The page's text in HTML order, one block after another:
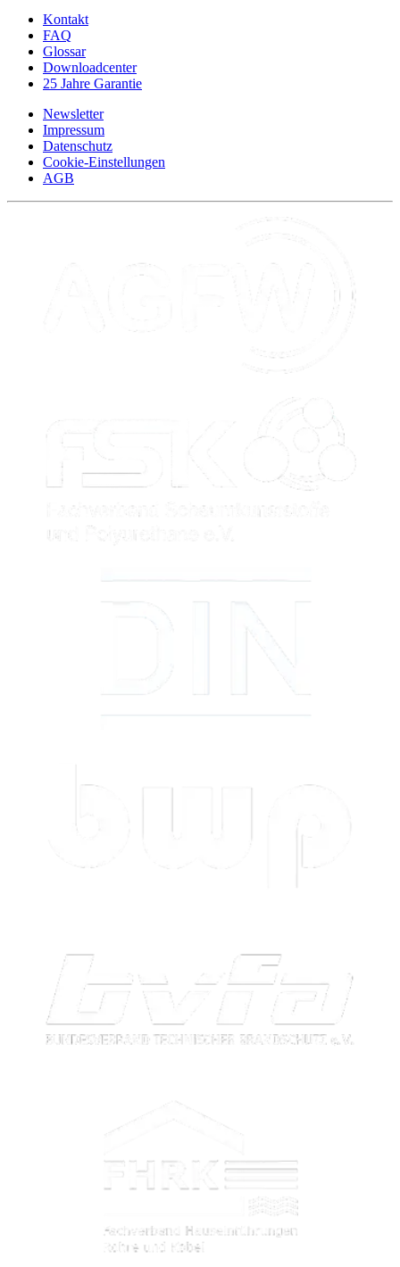
Kontakt
FAQ
Glossar
Downloadcenter
25 Jahre Garantie
Newsletter
Impressum
Datenschutz
Cookie-Einstellungen
AGB